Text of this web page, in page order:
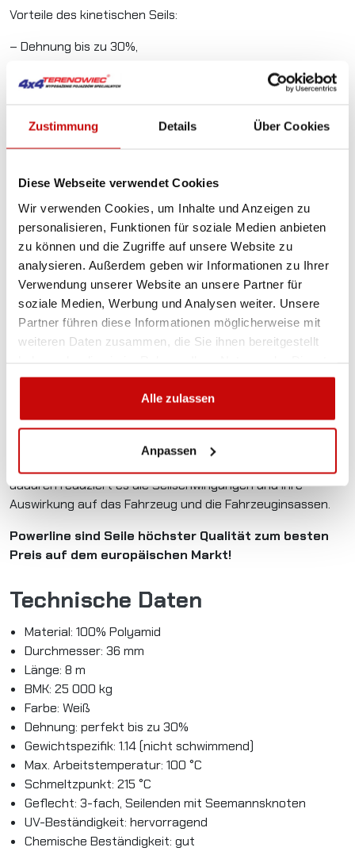
Zustimmung Details Über Cookies
Diese Webseite verwendet Cookies
Wir verwenden Cookies, um Inhalte und Anzeigen zu
personalisieren, Funktionen für soziale Medien anbieten
zu können und die Zugriffe auf unsere Website zu
analysieren. Außerdem geben wir Informationen zu Ihrer
Verwendung unserer Website an unsere Partner für
soziale Medien, Werbung und Analysen weiter. Unsere
Partner führen diese Informationen möglicherweise mit
weiteren Daten zusammen, die Sie ihnen bereitgestellt
gesammelt haben.
Alle zulassen
Anpassen
Vorteile des kinetischen Seils:
– Dehnung bis zu 30%,
– geringere Auswirkung auf Fahrzeugkomponenten,
Allgemaine Details
Kinetik: Professionelle kinetische Seile PowerLine
absorbieren dank ihrer großen Elastizität und
Bruchfestigkeit enorme kinetische Kraft, die sie auf das
festgefahrene Fahrzeug übertragen. Dadurch wird die
Arbeit extrem effizient und komfortabel.
reduzierte Spannung auf Anschlagpunkte, die potenzielle
Beschädigungen beim Bergen mit Schwung vermeiden
lässt.
Absorption der Schwingungsenergie
dadurch reduziert es die Seilschwingungen und ihre
Auswirkung auf das Fahrzeug und die Fahrzeuginsassen.
Powerline sind Seile höchster Qualität zum besten
Preis auf dem europäischen Markt!
Technische Daten
Material: 100% Polyamid
Durchmesser: 36 mm
Länge: 8 m
BMK: 25 000 kg
Farbe: Weiß
Dehnung: perfekt bis zu 30%
Gewichtspezifik: 1.14 (nicht schwimmend)
Max. Arbeitstemperatur: 100 °C
Schmeltzpunkt: 215 °C
Geflecht: 3-fach, Seilenden mit Seemannsknoten
UV-Beständigkeit: hervorragend
Chemische Beständigkeit: gut